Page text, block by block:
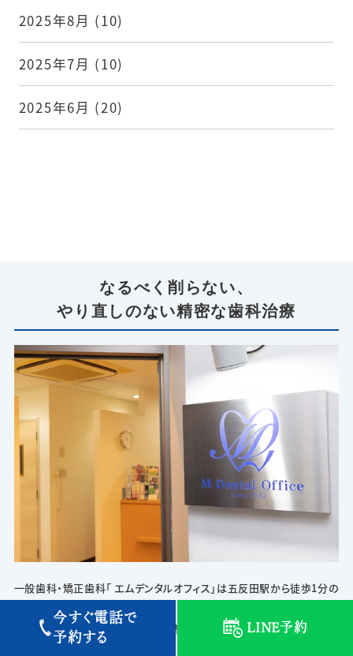
2025年8月 (10)
2025年7月 (10)
2025年6月 (20)
なるべく削らない、
やり直しのない精密な歯科治療
一般歯科・矯正歯科「 エムデンタルオフィス」は五反田駅から徒歩1分の
歯科医院です。
なるべく削らない・やり直しのない精密治療・痛くない丁寧な治療を行
なっています。
今すぐ電話で
予約する
LINE予約